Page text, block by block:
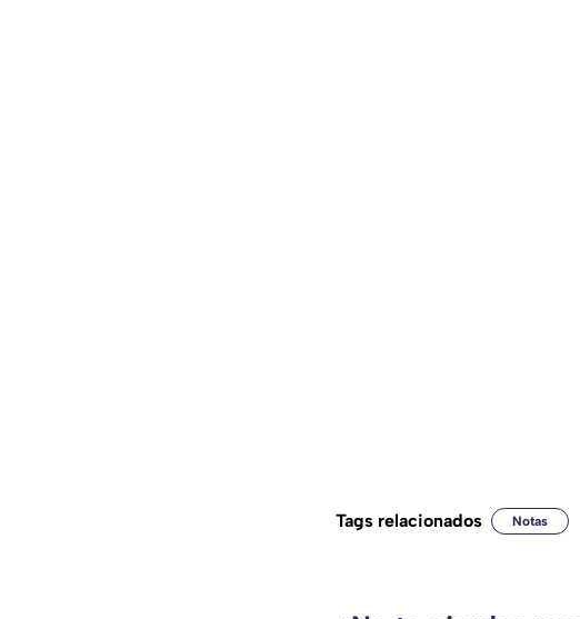
Tags relacionados Notas